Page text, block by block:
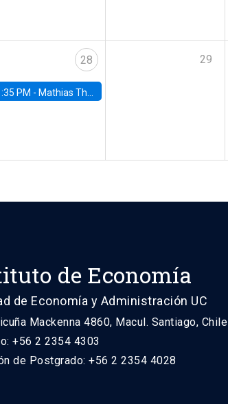
28
PM - Mathias Thoenig, University of Lausanne
29
de Economía
de Economía y Administración UC
Mackenna 4860, Macul. Santiago, Chile
+56 2 2354 4303
de Postgrado: +56 2 2354 4028